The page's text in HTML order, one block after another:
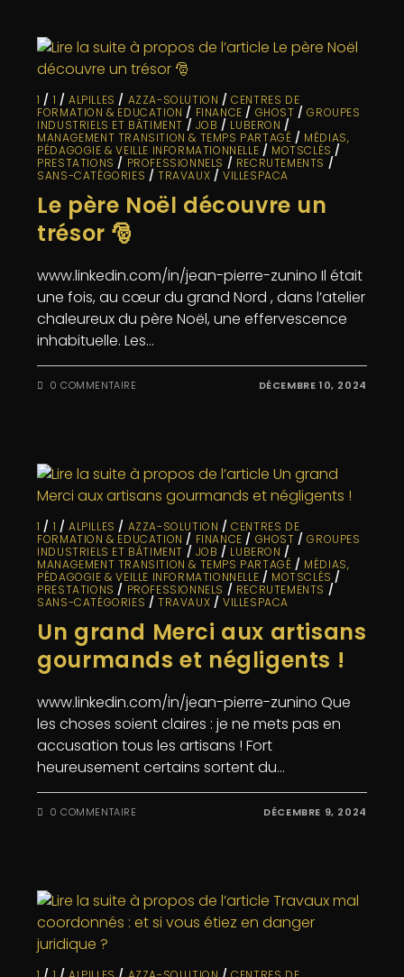
1 / 1 /ALPILLES / AZZA-SOLUTION /CENTRES DE
FORMATION & EDUCATION / FINANCE / GHOST /GROUPES
INDUSTRIELS ET BÂTIMENT / JOB / LUBERON /
MANAGEMENT TRANSITION & TEMPS PARTAGÉ / MÉDIAS,
PÉDAGOGIE & VEILLE INFORMATIONNELLE / MOTSCLÉS /
PRESTATIONS / PROFESSIONNELS / RECRUTEMENTS /
SANS-CATÉGORIES /TRAVAUX /VILLESPACA
Le père Noël découvre un
trésor 🎅
www.linkedin.com/in/jean-pierre-zunino Il était
une fois, au cœur du grand Nord , dans l’atelier
chaleureux du père Noël, une effervescence
inhabituelle. Les…
0 COMMENTAIRE DÉCEMBRE 10, 2024
1 / 1 /ALPILLES / AZZA-SOLUTION /CENTRES DE
FORMATION & EDUCATION / FINANCE / GHOST /GROUPES
INDUSTRIELS ET BÂTIMENT / JOB / LUBERON /
MANAGEMENT TRANSITION & TEMPS PARTAGÉ / MÉDIAS,
PÉDAGOGIE & VEILLE INFORMATIONNELLE / MOTSCLÉS /
PRESTATIONS / PROFESSIONNELS / RECRUTEMENTS /
SANS-CATÉGORIES /TRAVAUX /VILLESPACA
Un grand Merci aux artisans
gourmands et négligents !
www.linkedin.com/in/jean-pierre-zunino Que
les choses soient claires : je ne mets pas en
accusation tous les artisans ! Fort
heureusement certains sortent du…
0 COMMENTAIRE DÉCEMBRE 9, 2024